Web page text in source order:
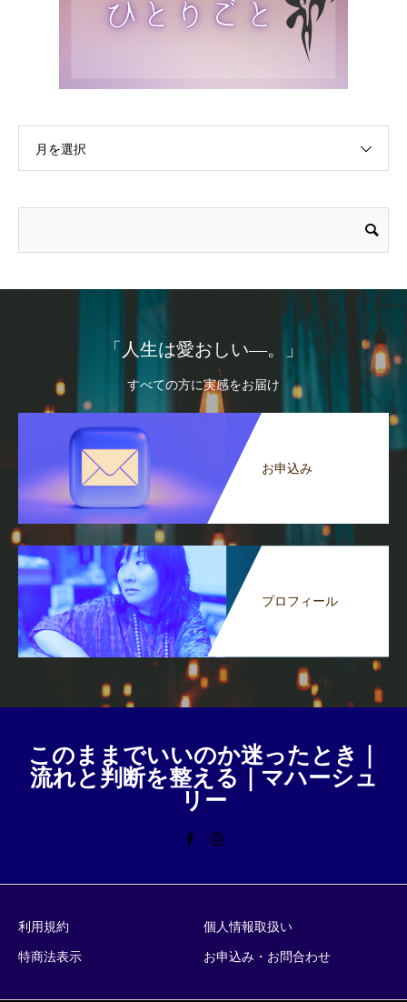
月を選択
「人生は愛おしい―。」
すべての方に実感をお届け
お申込み
プロフィール
このままでいいのか迷ったとき｜
流れと判断を整える｜マハーシュ
リー
利用規約 個人情報取扱い
特商法表示 お申込み・お問合わせ